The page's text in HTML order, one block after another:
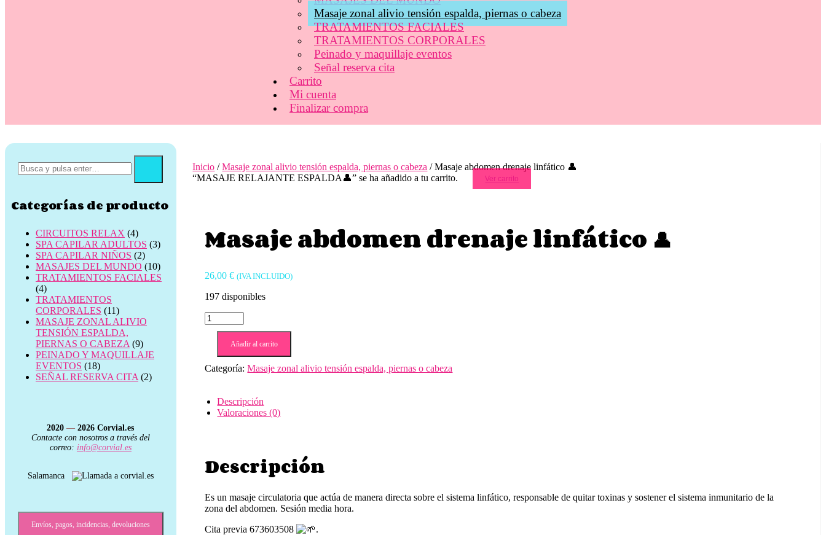
Masaje zonal alivio tensión espalda, piernas o cabeza
TRATAMIENTOS FACIALES
TRATAMIENTOS CORPORALES
Peinado y maquillaje eventos
Señal reserva cita
Carrito
Mi cuenta
Finalizar compra
Inicio /Masaje zonal alivio tensión espalda, piernas o cabeza / Masaje abdomen drenaje linfático 👤
“MASAJE RELAJANTE ESPALDA👤” se ha añadido a tu carrito.
Ver carrito
Masaje abdomen drenaje linfático 👤
26,00€ (IVA INCLUIDO)
197 disponibles
Masaje
abdomen
drenaje
linfático
cantidad
Añadir al carrito
Categoría:Masaje zonal alivio tensión espalda, piernas o cabeza
Descripción
Valoraciones (0)
Descripción
Es un masaje circulatoria que actúa de manera directa sobre el sistema linfático, responsable de quitar toxinas y sostener el sistema inmunitario de la
zona del abdomen. Sesión media hora.
Cita previa 673603508
.
Categorías de producto
CIRCUITOS RELAX (4)
SPA CAPILAR ADULTOS (3)
SPA CAPILAR NIÑOS (2)
MASAJES DEL MUNDO (10)
TRATAMIENTOS FACIALES
(4)
TRATAMIENTOS
CORPORALES (11)
MASAJE ZONAL ALIVIO
TENSIÓN ESPALDA,
PIERNAS O CABEZA (9)
PEINADO Y MAQUILLAJE
EVENTOS (18)
SEÑAL RESERVA CITA (2)
2020— 2026 Corvial.es
Contacte con nosotros a través del
correo: info@corvial.es
Salamanca
Envíos, pagos, incidencias, devoluciones